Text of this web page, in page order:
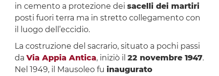
in cemento a protezione dei sacelli dei martiri
posti fuori terra ma in stretto collegamento con
il luogo dell’eccidio.
La costruzione del sacrario, situato a pochi passi
da Via Appia Antica, iniziò il 22 novembre 1947.
Nel 1949, il Mausoleo fu inaugurato